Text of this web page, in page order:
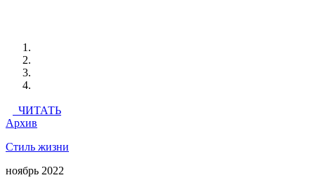
ЧИТАТЬ
Архив
Стиль жизни
ноябрь 2022